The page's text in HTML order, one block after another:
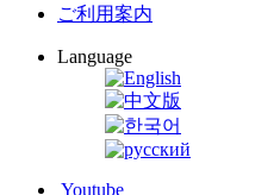
ご利用案内
Language
Youtube